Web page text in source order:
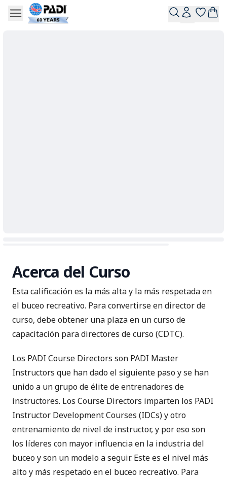
Acerca del Curso
Esta calificación es la más alta y la más respetada en
el buceo recreativo. Para convertirse en director de
curso, debe obtener una plaza en un curso de
capacitación para directores de curso (CDTC).
Los PADI Course Directors son PADI Master
Instructors que han dado el siguiente paso y se han
unido a un grupo de élite de entrenadores de
instructores. Los Course Directors imparten los PADI
Instructor Development Courses (IDCs)y otro
entrenamiento de nivel de instructor, y por eso son
los líderes con mayor influencia en la industria del
buceo y son un modelo a seguir. Este es el nivel más
alto y más respetado en el buceo recreativo. Para